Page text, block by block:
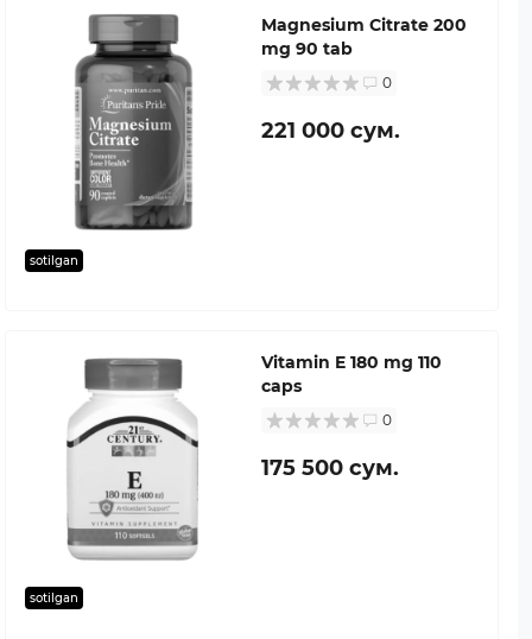
sotilgan
Magnesium Citrate 200
mg 90 tab
0
221 000 сум.
sotilgan
Vitamin E 180 mg 110
caps
0
175 500 сум.